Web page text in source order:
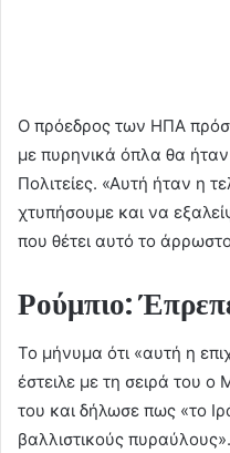
Ο πρόεδρος των ΗΠΑ
με πυρηνικά όπλα θα
Πολιτείες. «Αυτή ήταν η
χτυπήσουμε και να
που θέτει αυτό το
Ρούμπιο:
Το μήνυμα ότι «αυτή η
έστειλε με τη σειρά του
του και δήλωσε πως «το
βαλλιστικούς πυραύλους».